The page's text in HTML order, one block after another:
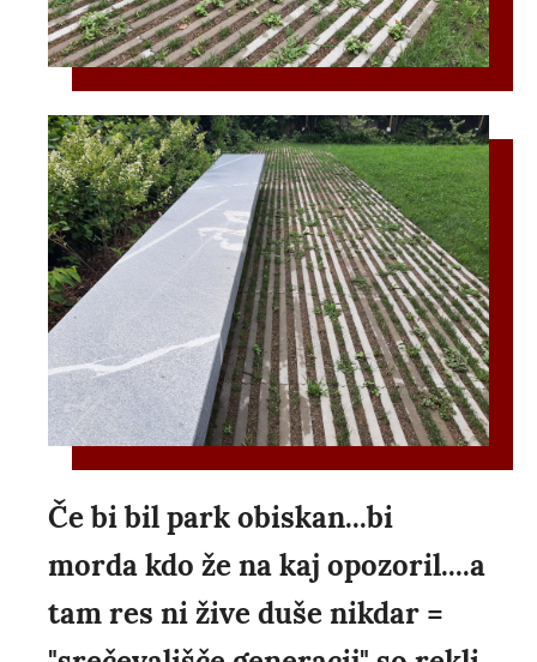
Če bi bil park obiskan...bi
morda kdo že na kaj opozoril....a
tam res ni žive duše nikdar =